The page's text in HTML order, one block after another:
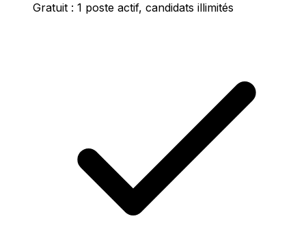
Gratuit : 1 poste actif, candidats illimités